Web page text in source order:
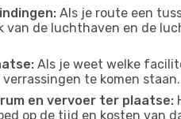
Als je route een
van de luchthaven en de
Als je weet welke
te komen staan.
en vervoer ter plaatse:
op de tijd en kosten van